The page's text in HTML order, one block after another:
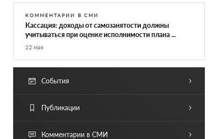
КОММЕНТАРИИ В СМИ
Кассация: доходы от самозанятости должны
учитываться при оценке исполнимости плана ...
22 мая
События
Публикации
Комментарии в СМИ